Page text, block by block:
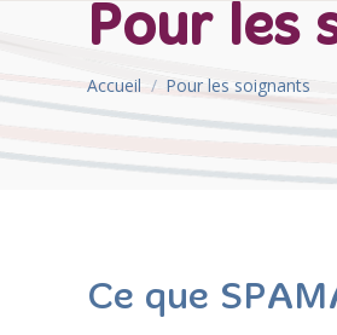
Pour les
Vous êtes ici :
Accueil Pour les soignants
Ce que